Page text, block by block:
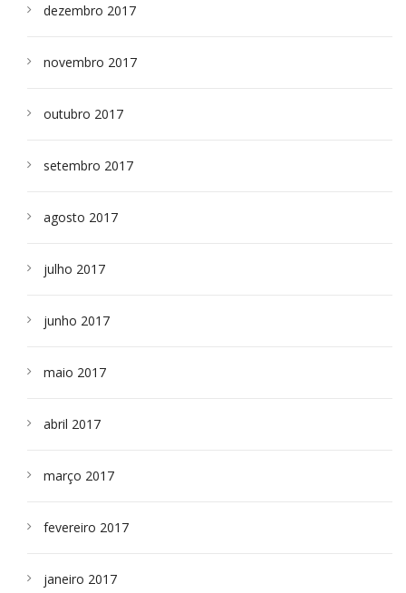
dezembro 2017
novembro 2017
outubro 2017
setembro 2017
agosto 2017
julho 2017
junho 2017
maio 2017
abril 2017
março 2017
fevereiro 2017
janeiro 2017